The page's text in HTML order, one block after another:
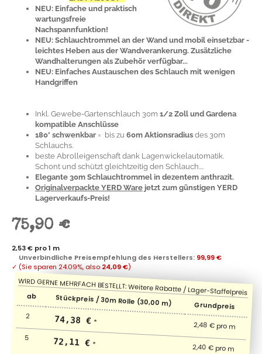
NEU: Einfache und praktisch
wartungsfreie
Nachspannfunktion!
NEU: Schlauchtrommel an der Wand und mobil einsetzbar -
leichtes Heben aus der Wandverankerung. Zusätzliche
Wandhalterungen als Zubehör verfügbar...
NEU: Einfaches Austauschen des Schlauch mit wenigen
Handgriffen
Inkl. Gewebe-Gartenschlauch 30m 1/2 Zoll und Gardena
kompatible Anschlüsse
180° schwenkbar = bis zu 60m Aktionsradius des 30m
Schlauchs.
beste Abrolleigenschaft dank Lagenwickelautomatik.
Schont und schützt gleichtzeitig den Schlauch....
Elegante 30m Schlauchtrommel in dezentem anthrazit.
Originalverpackte YERD Ware jetzt zum günstigen YERD
Lagerverkaufs-Preis!
75,90 €
2,53 € pro 1 m
Unverbindliche Preisempfehlung des Herstellers: 99,99 €
✓ (Sie sparen 24.09%, also 24,09 €)
ab Stückpreis / 30m Rolle (30,00 m) Grundpreis
2 74,38 € * 2,48 € pro m
5 72,11 € * 2,40 € pro m